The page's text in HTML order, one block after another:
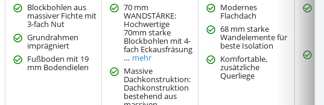
Blockbohlen aus
massiver Fichte mit
3-fach Nut
Grundrahmen
imprägniert
Fußboden mit 19
mm Bodendielen
70 mm
WANDSTÄRKE:
Hochwertige
70mm starke
Blockbohlen mit 4-
fach Eckausfräsung
… mehr
Massive
Dachkonstruktion:
Dachkonstruktion
bestehend aus
Modernes
Flachdach
68 mm starke
Wandelemente für
beste Isolation
Komfortable,
zusätzliche
Querliege